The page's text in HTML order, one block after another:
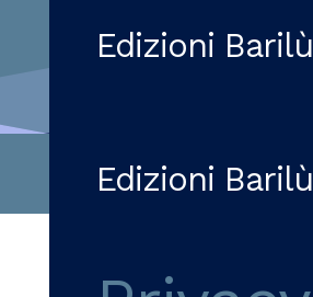
Edizioni Barilù
Edizioni Barilù